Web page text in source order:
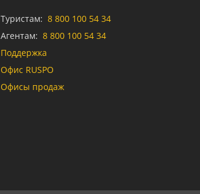
Туристам: 8 800 100 54 34
Агентам: 8 800 100 54 34
Поддержка
Офис RUSPO
Офисы продаж